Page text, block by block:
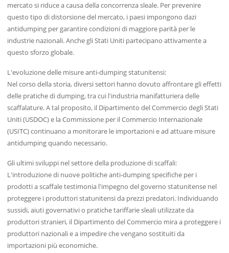
mercato si riduce a causa della concorrenza sleale. Per prevenire
questo tipo di distorsione del mercato, i paesi impongono dazi
antidumping per garantire condizioni di maggiore parità per le
industrie nazionali. Anche gli Stati Uniti partecipano attivamente a
questo sforzo globale.
L'evoluzione delle misure anti-dumping statunitensi:
Nel corso della storia, diversi settori hanno dovuto affrontare gli effetti
delle pratiche di dumping, tra cui l'industria manifatturiera delle
scaffalature. A tal proposito, il Dipartimento del Commercio degli Stati
Uniti (USDOC) e la Commissione per il Commercio Internazionale
(USITC) continuano a monitorare le importazioni e ad attuare misure
antidumping quando necessario.
Gli ultimi sviluppi nel settore della produzione di scaffali:
L'introduzione di nuove politiche anti-dumping specifiche per i
prodotti a scaffale testimonia l'impegno del governo statunitense nel
proteggere i produttori statunitensi da prezzi predatori. Individuando
sussidi, aiuti governativi o pratiche tariffarie sleali utilizzate da
produttori stranieri, il Dipartimento del Commercio mira a proteggere i
produttori nazionali e a impedire che vengano sostituiti da
importazioni più economiche.